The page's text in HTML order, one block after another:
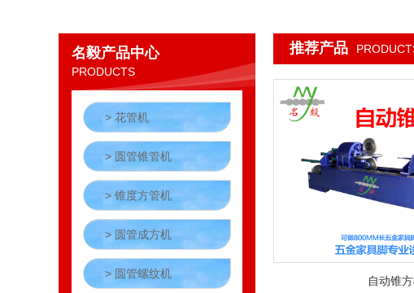
名毅产品中心
PRODUCTS
> 花管机
> 圆管锥管机
> 锥度方管机
> 圆管成方机
> 圆管螺纹机
推荐产品
自动锥